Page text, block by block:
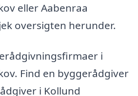
eller Aabenraa
oversigten herunder.
i
Find en byggerådgiver
i Kollund